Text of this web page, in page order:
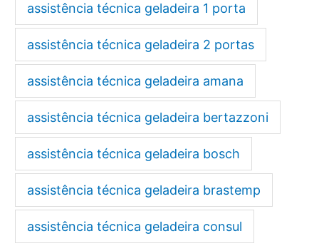
assistência técnica geladeira 1 porta
assistência técnica geladeira 2 portas
assistência técnica geladeira amana
assistência técnica geladeira bertazzoni
assistência técnica geladeira bosch
assistência técnica geladeira brastemp
assistência técnica geladeira consul